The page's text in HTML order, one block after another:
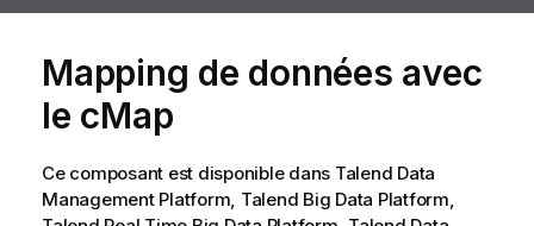
Mapping de données avec
le cMap
Ce composant est disponible dans Talend Data
Management Platform, Talend Big Data Platform,